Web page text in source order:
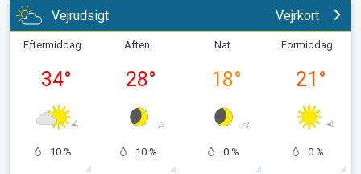
Vejrudsigt Vejrkort
Eftermiddag
34°
10 %
Aften
28°
10 %
Nat
18°
0 %
Formiddag
21 °
0 %